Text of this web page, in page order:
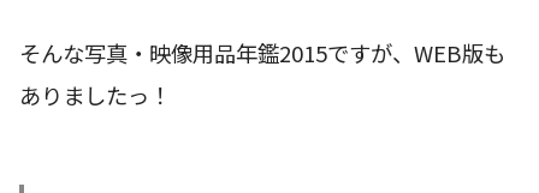
そんな写真・映像用品年鑑2015ですが、WEB版も
ありましたっ！